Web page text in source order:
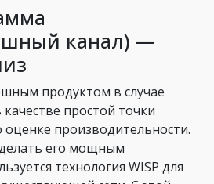
канал) —
продуктом в случае
простой точки
оценке производительности.
его мощным
технология WISP для